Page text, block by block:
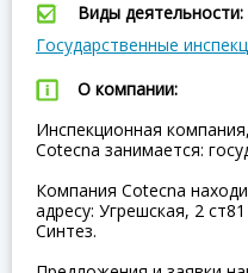
Виды деятельности:
Государственные
О компании:
Инспекционная
Cotecna занимается:
Компания Cotecna
адресу: Угрешская, 2
Синтез.